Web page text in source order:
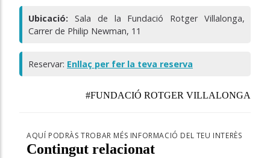
Ubicació: Sala de la Fundació Rotger Villalonga,
Carrer de Philip Newman, 11
Reservar: Enllaç per fer la teva reserva
#FUNDACIÓ ROTGER VILLALONGA
AQUÍ PODRÀS TROBAR MÉS INFORMACIÓ DEL TEU INTERÈS
Contingut relacionat